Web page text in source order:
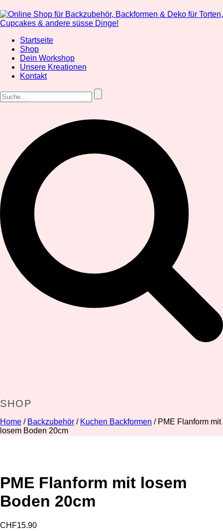
Startseite
Shop
Dein Workshop
Unsere Kreationen
Kontakt
SHOP
Home / Backzubehör / Kuchen Backformen / PME Flanform mit
losem Boden 20cm
PME Flanform mit losem
Boden 20cm
CHF15.90